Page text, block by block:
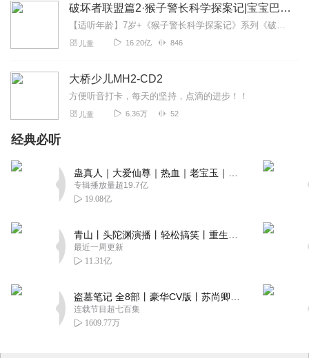
破坏者联盟篇2·猴子警长科学探案记|宝宝巴士故事
【适听年龄】7岁+《猴子警长科学探案记》系列《破坏者联盟篇1·猴子警长科学探案记》>>>《破坏者联盟篇2·猴子警长科学探案记》>>>《破坏者联盟篇3·猴子警长科...
儿童 16.20亿 846
大桥少儿MH2-CD2
方便听音打卡，每天的坚持，点滴的进步！！
儿童 6.36万 52
经典必听
专辑播放量超19.7亿
19.08亿
最近一周更新
11.31亿
连载节目超七百集
1609.77万